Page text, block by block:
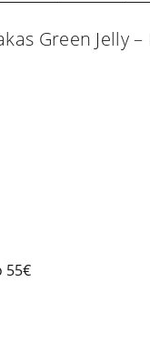
Green Jelly
55€